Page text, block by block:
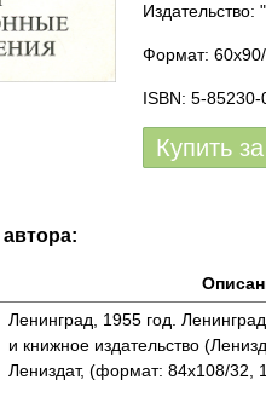
Издательство:
Формат: 60x90/
ISBN: 5-85230-
Купить за
Ленинград, 1955 год.
и книжное издательство
Лениздат, (формат: 84x108/32,